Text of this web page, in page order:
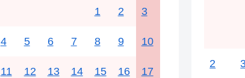
1 2 3
4 5 6 7 8 9 10
11 12 13 14 15 16 17
2